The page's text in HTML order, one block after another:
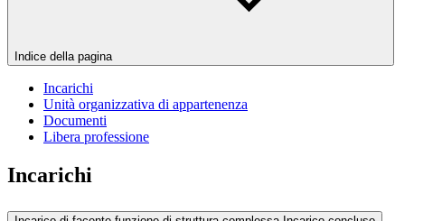
Indice della pagina
Incarichi
Unità organizzativa di appartenenza
Documenti
Libera professione
Incarichi